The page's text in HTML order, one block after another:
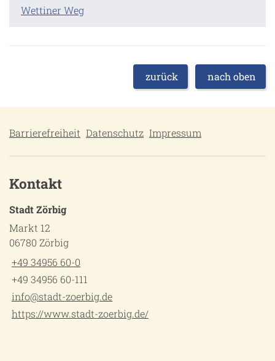
Wettiner Weg
zurück nach oben
Barrierefreiheit Datenschutz Impressum
Kontakt
Stadt Zörbig
Markt 12
06780 Zörbig
+49 34956 60-0
+49 34956 60-111
info@stadt-zoerbig.de
https://www.stadt-zoerbig.de/